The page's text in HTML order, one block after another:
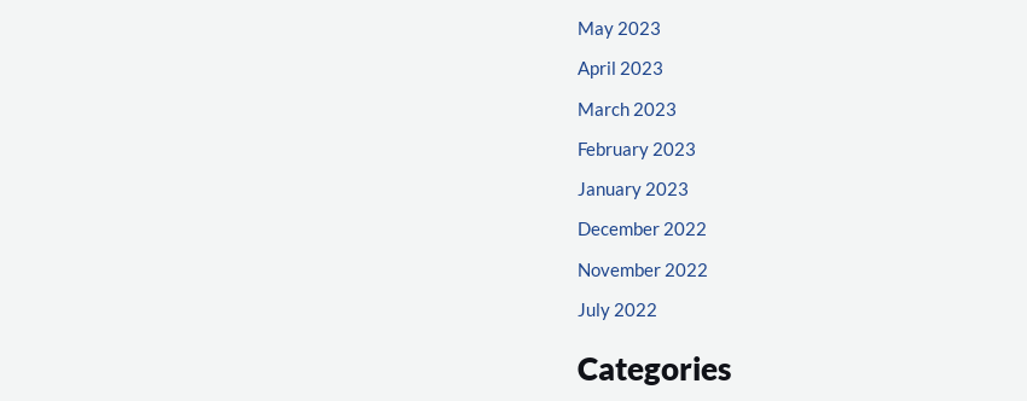
May 2023
April 2023
March 2023
February 2023
January 2023
December 2022
November 2022
July 2022
Categories